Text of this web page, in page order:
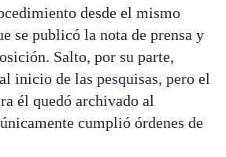
desde el mismo
se publicó la nota de prensa y
Salto, por su parte,
inicio de las pesquisas, pero el
él quedó archivado al
cumplió órdenes de